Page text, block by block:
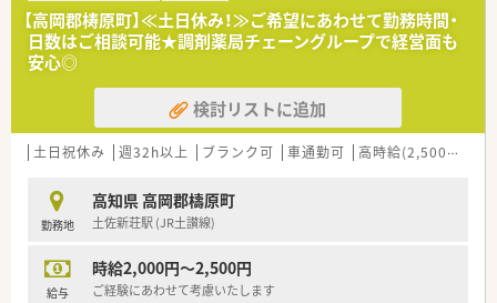
【高岡郡梼原町】≪土日休み！≫ご希望にあわせて勤務時間・
日数はご相談可能★調剤薬局チェーングループで経営面も
安心◎
検討リストに追加
土日祝休み 週32h以上 ブランク可 車通勤可 高時給(2,500円以上)
勤務地
高知県 高岡郡檮原町
土佐新荘駅 (JR土讃線)
給与
時給2,000円～2,500円
ご経験にあわせて考慮いたします